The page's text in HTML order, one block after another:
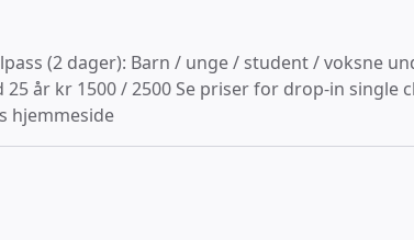
(2 dager): Barn / unge / student / voksne
25 år kr 1500 / 2500 Se priser for drop-in single
hjemmeside